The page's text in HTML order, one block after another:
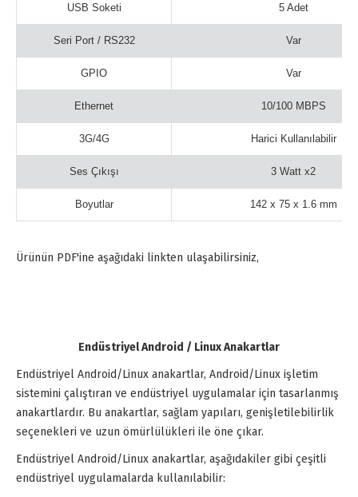
USB Soketi 5 Adet
Seri Port / RS232 Var
GPIO Var
Ethernet 10/100 MBPS
3G/4G Harici Kullanılabilir
Ses Çıkışı 3 Watt x2
Boyutlar 142 x 75 x 1.6 mm
Ürünün PDF'ine aşağıdaki linkten ulaşabilirsiniz,
Endüstriyel Android / Linux Anakartlar
Endüstriyel Android/Linux anakartlar, Android/Linux işletim
sistemini çalıştıran ve endüstriyel uygulamalar için tasarlanmış
anakartlardır. Bu anakartlar, sağlam yapıları, genişletilebilirlik
seçenekleri ve uzun ömürlülükleri ile öne çıkar.
Endüstriyel Android/Linux anakartlar, aşağıdakiler gibi çeşitli
endüstriyel uygulamalarda kullanılabilir: